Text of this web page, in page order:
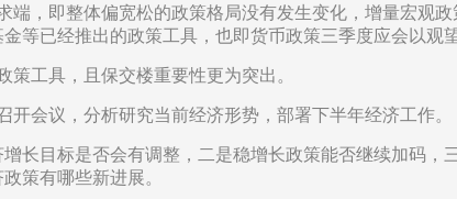
端，即整体偏宽松的政策格局没有发生变化，增量宏
等已经推出的政策工具，也即货币政策三季度应会以观
策工具，且保交楼重要性更为突出。
开会议，分析研究当前经济形势，部署下半年经济工作。
长目标是否会有调整，二是稳增长政策能否继续加码
策有哪些新进展。